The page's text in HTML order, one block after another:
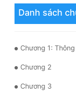
Tu Chân
Tội Phạm
Vô Địch
Võ Hiệp
Danh sách
Chương 1:
Chương 2
Chương 3